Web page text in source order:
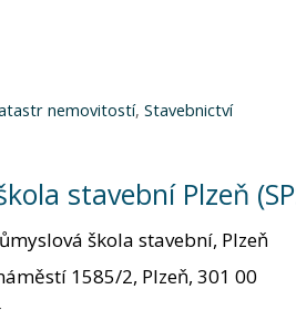
nemovitostí, Stavebnictví
stavební Plzeň
škola stavební, Plzeň
1585/2, Plzeň, 301 00